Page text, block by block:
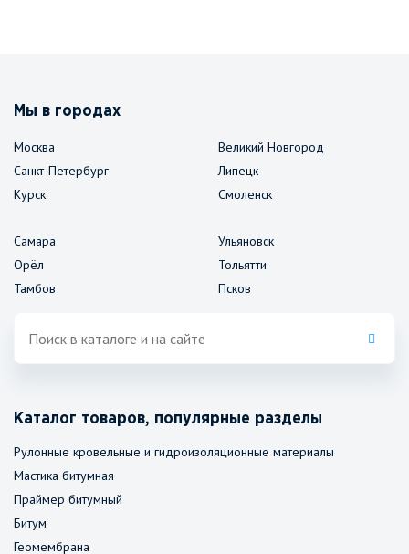
Мы в городах
Москва
Санкт-Петербург
Курск
Великий Новгород
Липецк
Смоленск
Самара
Орёл
Тамбов
Ульяновск
Тольятти
Псков
Каталог товаров, популярные разделы
Рулонные кровельные и гидроизоляционные материалы
Мастика битумная
Праймер битумный
Битум
Геомембрана